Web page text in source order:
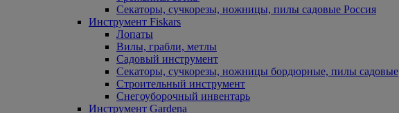
Секаторы, сучкорезы, ножницы, пилы садовые Россия
Инструмент Fiskars
Лопаты
Вилы, грабли, метлы
Садовый инструмент
Секаторы, сучкорезы, ножницы бордюрные, пилы садовые
Строительный инструмент
Снегоуборочный инвентарь
Инструмент Gardena